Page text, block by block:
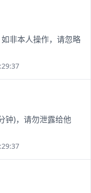
非本人操作，请忽略
钟)，请勿泄露给他